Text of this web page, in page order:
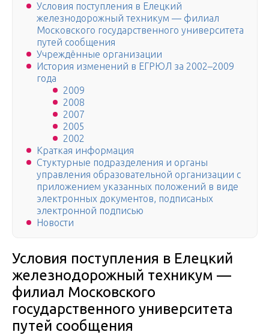
Условия поступления в Елецкий
железнодорожный техникум — филиал
Московского государственного университета
путей сообщения
Учреждённые организации
История изменений в ЕГРЮЛ за 2002–2009
года
2009
2008
2007
2005
2002
Краткая информация
Стуктурные подразделения и органы
управления образовательной организации с
приложением указанных положений в виде
электронных документов, подписаных
электронной подписью
Новости
Условия поступления в Елецкий
железнодорожный техникум —
филиал Московского
государственного университета
путей сообщения